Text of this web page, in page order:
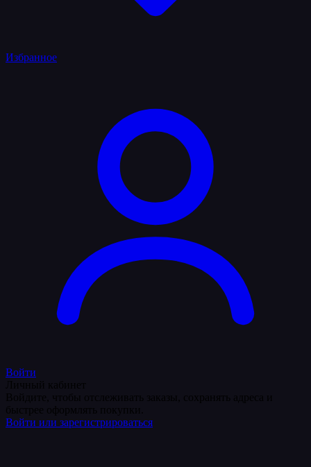
Избранное
Войти
Войти или зарегистрироваться